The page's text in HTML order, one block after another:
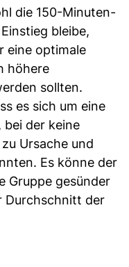
die 150-Minuten-
bleibe,
eine optimale
höhere
sollten.
es sich um eine
bei der keine
Ursache und
Es könne der
Gruppe gesünder
Durchschnitt der